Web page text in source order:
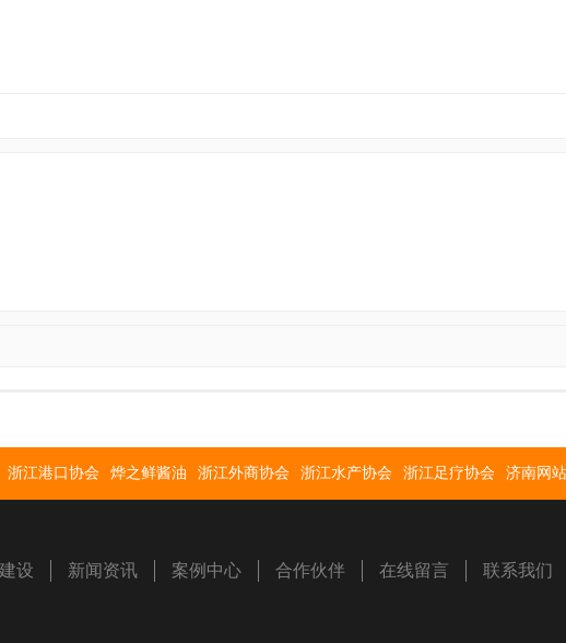
浙江港口协会 烨之鲜酱油 浙江外商协会 浙江水产协会 浙江足疗协会 济南网
设 新闻资讯 案例中心 合作伙伴 在线留言 联系我们